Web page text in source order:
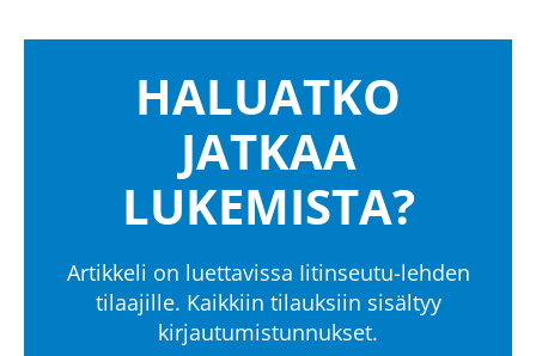
HALUATKO
JATKAA
LUKEMISTA?
Artikkeli on luettavissa Iitinseutu-lehden
tilaajille. Kaikkiin tilauksiin sisältyy
kirjautumistunnukset.